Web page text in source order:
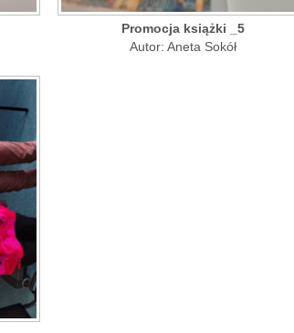
Promocja książki _5
Autor: Aneta Sokół